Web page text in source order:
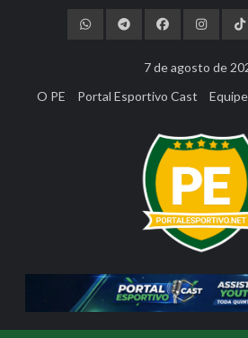
7 de agosto de
O PE
Portal Esportivo Cast Equipe